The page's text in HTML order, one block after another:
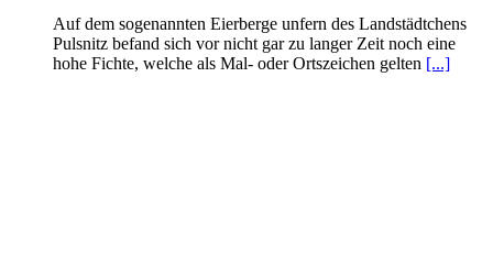
Auf dem sogenannten Eierberge unfern des Landstädtchens
Pulsnitz befand sich vor nicht gar zu langer Zeit noch eine
hohe Fichte, welche als Mal- oder Ortszeichen gelten [...]